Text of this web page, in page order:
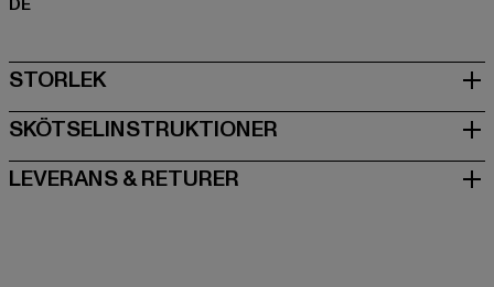
STORLEK
SKÖTSELINSTRUKTIONER
LEVERANS & RETURER